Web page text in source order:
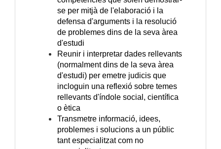
se per mitjà de l'elaboració i la
defensa d'arguments i la resolució
de problemes dins de la seva àrea
d'estudi
Reunir i interpretar dades rellevants
(normalment dins de la seva àrea
d'estudi) per emetre judicis que
incloguin una reflexió sobre temes
rellevants d'índole social, científica
o ètica
Transmetre informació, idees,
problemes i solucions a un públic
tant especialitzat com no